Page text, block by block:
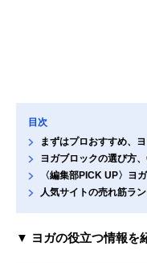
目次
まずはプロおすすめ、
ヨガブロックの選び方
〈編集部PICK UP〉ヨ
人気サイトの売れ筋ラ
▼ ヨガの役立つ情報を